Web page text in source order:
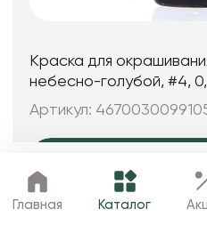
Краска для
небесно-голубой, #4,
Артикул:
Главная Каталог
Главная Каталог